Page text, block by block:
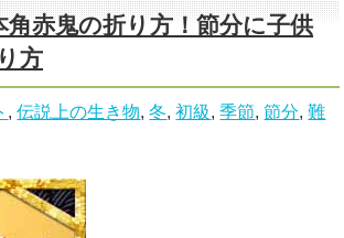
角赤鬼の折り方！節分に子供
方
,伝説上の生き物,冬,初級,季節,節分,難